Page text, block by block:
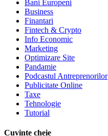
Bani Europeni
Business
Finantari
Fintech & Crypto
Info Economic
Marketing
Optimizare Site
Pandamie
Podcastul Antreprenorilor
Publicitate Online
Taxe
Tehnologie
Tutorial
Cuvinte cheie